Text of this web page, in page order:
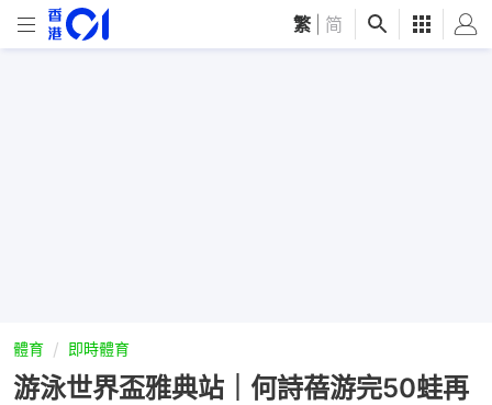
繁 简
體育 即時體育
游泳世界盃雅典站｜何詩蓓游完50蛙再